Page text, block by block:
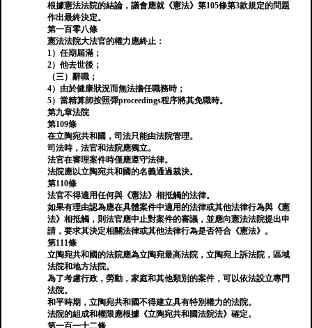
根據憲法法院的結論，議會應就《憲法》第105條第3款規定的問題
作出最終決定。
第一百零八條
憲法法院大法官的權力應終止：
1）任期屆滿；
2）他去世後；
（三）辭職；
4）由於健康狀況而無法擔任職務時；
5）當精算師按照彈proceedings程序將其免職時。
第九章法院
第109條
在立陶宛共和國，司法只能由法院管理。
司法時，法官和法院應獨立。
法官在審理案件時僅應遵守法律。
法院應以立陶宛共和國的名義通過裁決。
第110條
法官不得適用任何與《憲法》相抵觸的法律。
如果有理由認為應在具體案件中適用的法律或其他法律行為與《憲
法》相抵觸，則法官應中止對案件的審議，並應向憲法法院提出申
請，要求其決定相關法律或其他法律行為是否符合《憲法》。
第111條
立陶宛共和國的法院應為立陶宛最高法院，立陶宛上訴法院，區域
法院和地方法院。
為了考慮行政，勞動，家庭和其他類別的案件，可以依法設立專門
法院。
和平時期，立陶宛共和國不得建立具有特別權力的法院。
法院的組成和權限應根據《立陶宛共和國法院法》確定。
第一百一十二條